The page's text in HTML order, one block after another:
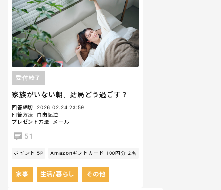
家族がいない朝、結局どう過ごす？
受付終了
回答締切
2026.02.24 23:59
回答方法
自由記述
プレゼント方法
メール
51
ポイント 5P Amazonギフトカード 100円分 2名
家事 生活/暮らし その他